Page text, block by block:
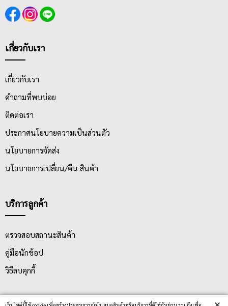
เว็ปไซต์นี้ใช้ cookie เพื่อสร้างประสบการณ์นำเสนอสินค้าหรือบริการที่ดีให้กับท่าน รวมถึงเพื่อ ×
เกี่ยวกับเรา
เกี่ยวกับเรา
คำถามที่พบบ่อย
ติดต่อเรา
ประกาศนโยบายความเป็นส่วนตัว
นโยบายการจัดส่ง
นโยบายการเปลี่ยน/คืน สินค้า
บริการลูกค้า
ตรวจสอบสถานะสินค้า
คู่มือนักช้อป
วิธีลบคุกกี้